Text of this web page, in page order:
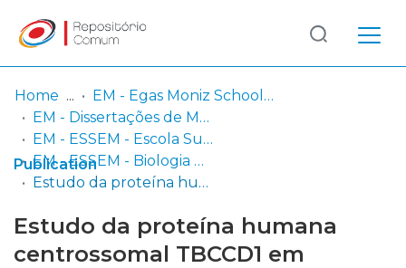
Communities
& Collections
Browse repository
Log
In
(current)
Home
EM - Egas Moniz School of Health & Science
EM - Dissertações de Mestrado
EM - ESSEM - Escola Superior de Saúde Egas Moniz
EM - ESSEM - Biologia Molecular em Saúde
Estudo da proteína humana centrossomal TBCCD1 em condições de stress oxidativo causado por H2O2 em estado estacionário
Publication
Estudo da proteína humana
centrossomal TBCCD1 em